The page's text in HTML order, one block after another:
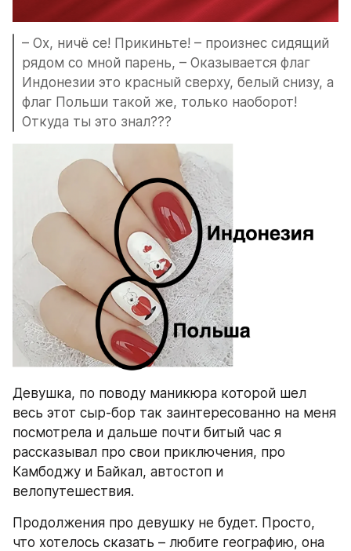
– Ох, ничё се! Прикиньте! – произнес сидящий
рядом со мной парень, – Оказывается флаг
Индонезии это красный сверху, белый снизу, а
флаг Польши такой же, только наоборот!
Откуда ты это знал???
Девушка, по поводу маникюра которой шел
весь этот сыр-бор так заинтересованно на меня
посмотрела и дальше почти битый час я
рассказывал про свои приключения, про
Камбоджу и Байкал, автостоп и
велопутешествия.
Продолжения про девушку не будет. Просто,
что хотелось сказать – любите географию, она